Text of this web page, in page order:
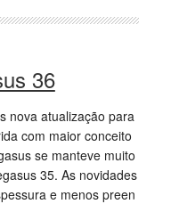
36
nova atualização para
com maior conceito
se manteve muito
35. As novidades
e menos preen